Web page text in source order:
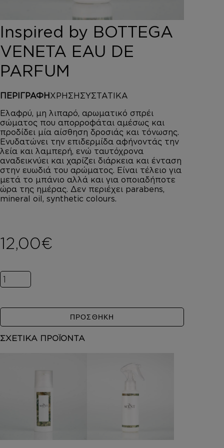
AUSTRALIAN GOLD
HOROMIA
SPECIAL OFFERS
ΚΑΛΑΘΙ
Inspired by BOTTEGA
VENETA EAU DE
PARFUM
ΠΕΡΙΓΡΑΦΗ ΧΡΗΣΗ ΣΥΣΤΑΤΙΚΑ
Ελαφρύ, μη λιπαρό, αρωματικό σπρέι
σώματος που απορροφάται αμέσως και
προδίδει μία αίσθηση δροσιάς και τόνωσης.
Ενυδατώνει την επιδερμίδα αφήνοντάς την
λεία και λαμπερή, ενώ ταυτόχρονα
αναδεικνύει και χαρίζει διάρκεια και ένταση
στην ευωδιά του αρώματος. Είναι τέλειο για
μετά το μπάνιο αλλά και για οποιαδήποτε
ώρα της ημέρας. Δεν περιέχει parabens,
mineral oil, synthetic colours.
12,00€
Inspired by BOTTEGA VENETA EAU DE PARFUM
ΠΡΟΣΘΗΚΗ
ΣΧΕΤΙΚΑ ΠΡΟΪΟΝΤΑ